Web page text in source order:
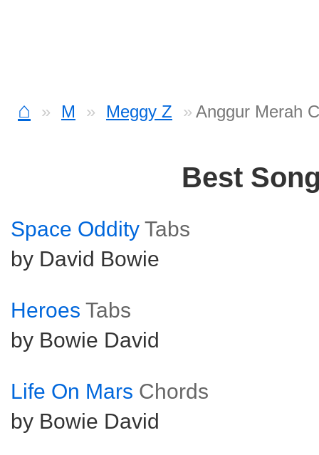
⌂ M Meggy Z Anggur Merah
Best
Space Oddity Tabs
by David Bowie
Heroes Tabs
by Bowie David
Life On Mars Chords
by Bowie David